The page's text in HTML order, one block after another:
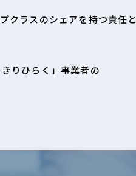
クラスのシェアを持つ責任
りひらく」事業者の